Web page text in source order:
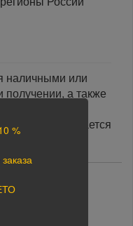
наличными или
получении, а также
При оплате
доставки считается
%